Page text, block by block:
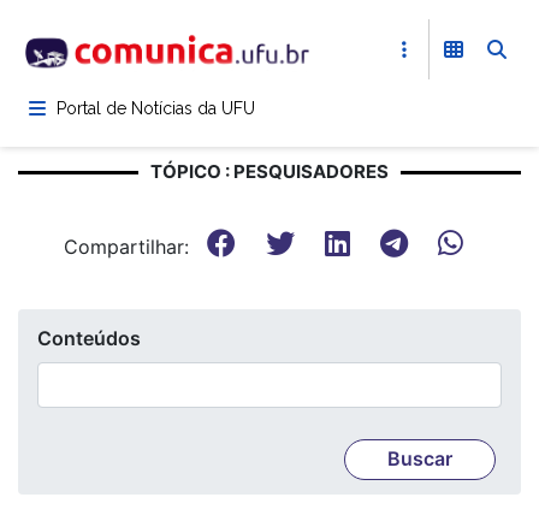
para
conteúdoPortal de Notícias da UFU
TÓPICO : PESQUISADORES
Compartilhar:
Conteúdos